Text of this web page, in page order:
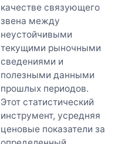
качестве связующего
звена между
неустойчивыми
текущими рыночными
сведениями и
полезными данными
прошлых периодов.
Этот статистический
инструмент, усредняя
ценовые показатели за